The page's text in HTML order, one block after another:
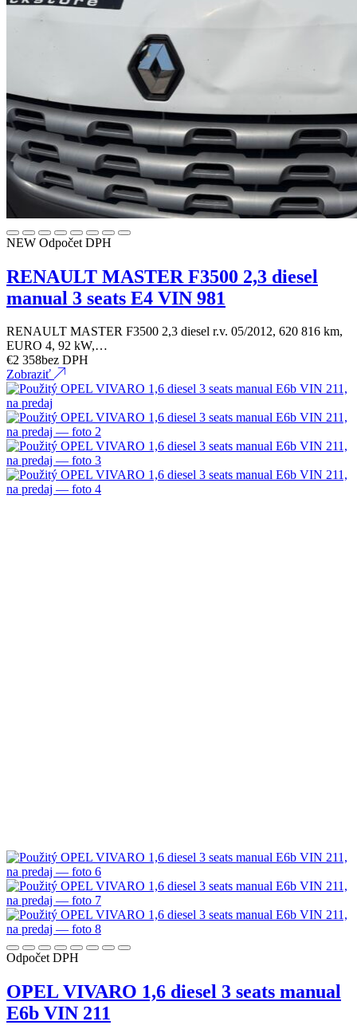
NEW Odpočet DPH
RENAULT MASTER F3500 2,3 diesel
manual 3 seats E4 VIN 981
RENAULT MASTER F3500 2,3 diesel r.v. 05/2012, 620 816 km,
EURO 4, 92 kW,…
€2 358bez DPH
Zobraziť
Odpočet DPH
OPEL VIVARO 1,6 diesel 3 seats manual
E6b VIN 211